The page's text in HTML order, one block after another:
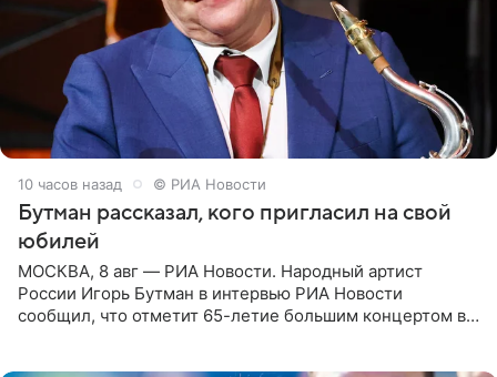
10 часов назад © РИА Новости
Бутман рассказал, кого пригласил на свой
юбилей
МОСКВА, 8 авг — РИА Новости. Народный артист
России Игорь Бутман в интервью РИА Новости
сообщил, что отметит 65-летие большим концертом в